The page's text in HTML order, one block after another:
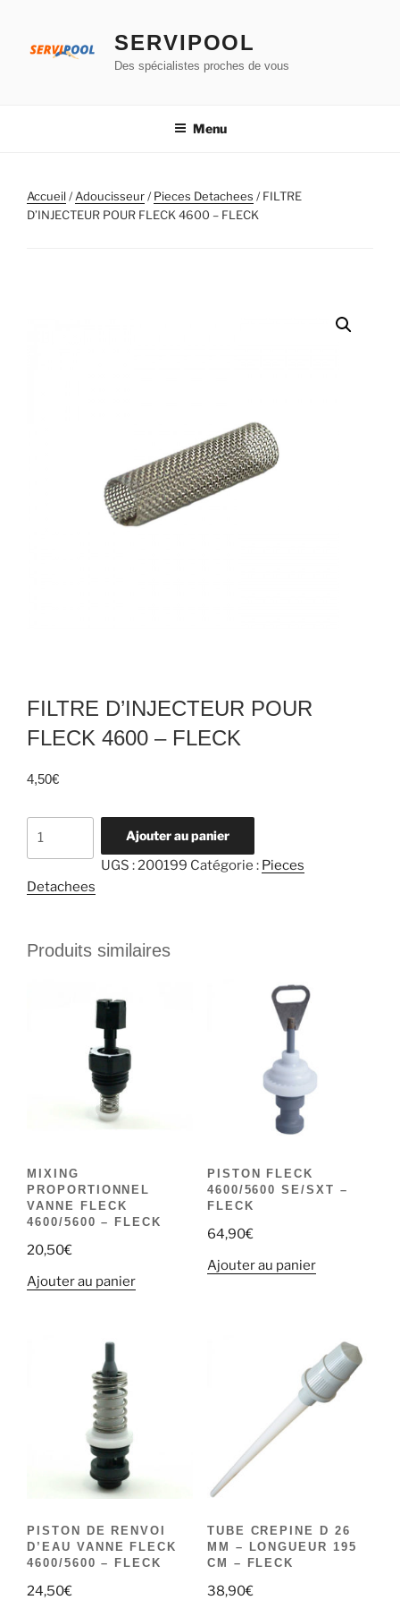
contenu
SERVIPOOL
Des spécialistes proches de vous
Menu
Accueil/Adoucisseur/Pieces Detachees / FILTRE
D’INJECTEUR POUR FLECK 4600 – FLECK
FILTRE D’INJECTEUR POUR
FLECK 4600 – FLECK
4,50€
D'INJECTEUR
4600
Ajouter au panier
UGS : 200199 Catégorie : Pieces
Detachees
Produits similaires
MIXING
PROPORTIONNEL
VANNE FLECK
4600/5600 – FLECK
20,50€
Ajouter au panier
PISTON FLECK
4600/5600 SE/SXT –
FLECK
64,90€
Ajouter au panier
PISTON DE RENVOI
D’EAU VANNE FLECK
4600/5600 – FLECK
24,50€
TUBE CREPINE D 26
MM – LONGUEUR 195
CM – FLECK
38,90€